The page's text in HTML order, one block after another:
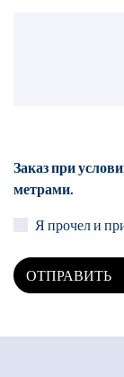
Заказ при
метрами.
Я прочел и
ОТПРАВИТЬ